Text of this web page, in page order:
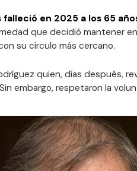
falleció en 2025 a los 65
que decidió mantener
su círculo más cercano.
quien, días después,
embargo, respetaron la